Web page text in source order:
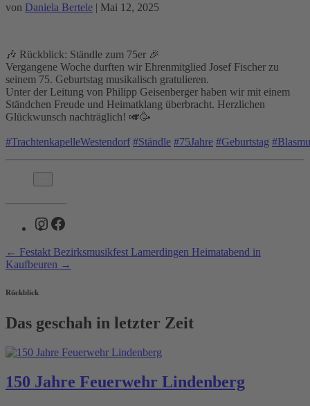
von Daniela Bertele | Mai 12, 2025
🎶 Rückblick: Ständle zum 75er 🎉
Vergangene Woche durften wir Ehrenmitglied Josef Fischer zu
seinem 75. Geburtstag musikalisch gratulieren.
Unter der Leitung von Philipp Geisenberger haben wir mit einem
Ständchen Freude und Heimatklang überbracht. Herzlichen
Glückwunsch nachträglich! 🎺🥳
#TrachtenkapelleWestendorf #Ständle #75Jahre #Geburtstag
Instagram
← Festakt Bezirksmusikfest Lamerdingen Heimatabend in
Kaufbeuren →
Rückblick
Das geschah in letzter Zeit
150 Jahre Feuerwehr Lindenberg